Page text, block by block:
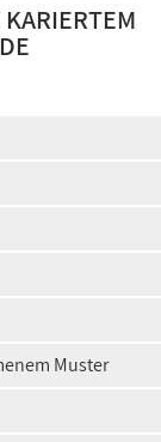
Muster